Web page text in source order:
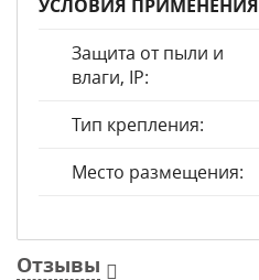
УСЛОВИЯ ПРИМЕНЕНИЯ
Защита от пыли и
влаги, IP:
Тип крепления:
Место размещения:
Отзывы